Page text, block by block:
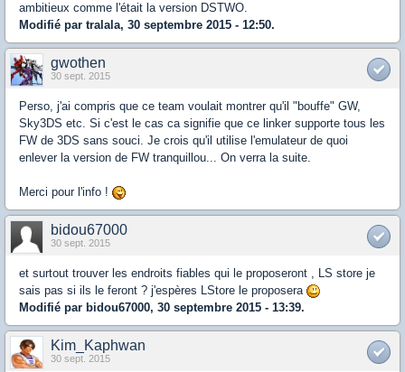
ambitieux comme l'était la version DSTWO.
Modifié par tralala, 30 septembre 2015 - 12:50.
gwothen
30 sept. 2015
Perso, j'ai compris que ce team voulait montrer qu'il "bouffe" GW,
Sky3DS etc. Si c'est le cas ca signifie que ce linker supporte tous les
FW de 3DS sans souci. Je crois qu'il utilise l'emulateur de quoi
enlever la version de FW tranquillou... On verra la suite.
Merci pour l'info !
bidou67000
30 sept. 2015
et surtout trouver les endroits fiables qui le proposeront , LS store je
sais pas si ils le feront ? j'espères LStore le proposera
Modifié par bidou67000, 30 septembre 2015 - 13:39.
Kim_Kaphwan
30 sept. 2015